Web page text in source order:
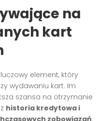
na
kart
element, który
wydawaniu kart. Im
szansa na otrzymanie
historia kredytowa i